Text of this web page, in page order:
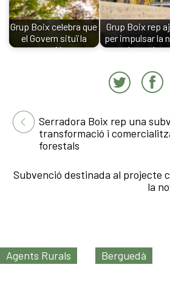
Grup Boix celebra que
el Govern situï la
gestió…
Grup Boix rep
per impulsar la
planta de…
Serradora Boix rep una
transformació i
forestals
Subvenció destinada al projecte
la
Agents Rurals Berguedà